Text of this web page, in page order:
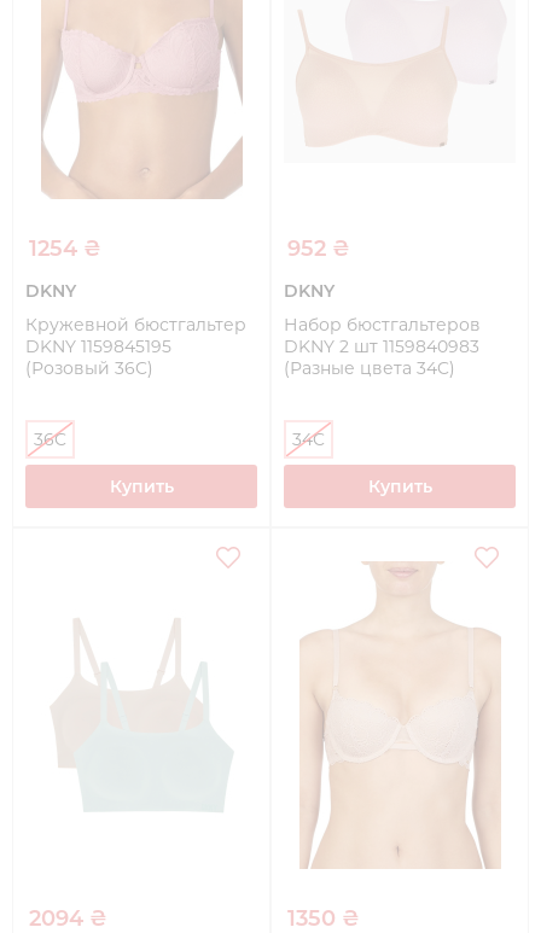
1254 ₴
DKNY
Кружевной бюстгальтер
DKNY 1159845195
(Розовый 36C)
36C
Купить
952 ₴
DKNY
Набор бюстгальтеров
DKNY 2 шт 1159840983
(Разные цвета 34C)
34C
Купить
2094 ₴ 1350 ₴